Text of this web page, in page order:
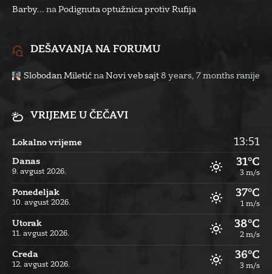
Barby... na Podignuta optužnica protiv Rufija
DEŠAVANJA NA FORUMU
Slobodan Miletić na Novi veb sajt 8 years, 7 months ranije
VRIJEME U ČEČAVI
Lokalno vrijeme 13:51
Danas
9. avgust 2026.
31°C
3 m/s
Ponedeljak
10. avgust 2026.
37°C
1 m/s
Utorak
11. avgust 2026.
38°C
2 m/s
Creda
12. avgust 2026.
36°C
3 m/s